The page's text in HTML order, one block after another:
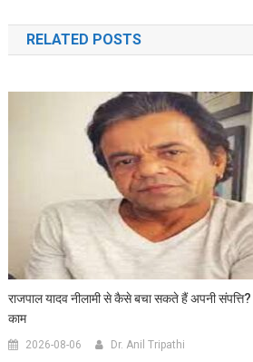
navigation
RELATED POSTS
राजपाल यादव नीलामी से कैसे बचा सकते हैं अपनी
काम
2026-08-06 Dr. Anil Tripathi